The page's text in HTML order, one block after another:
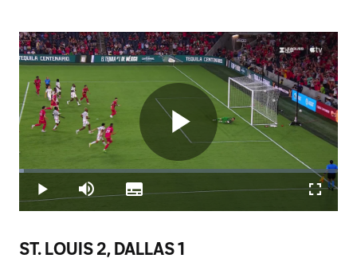
Play
Video
Play Mute
Loaded:
1.42%
Subtitles
ST. LOUIS 2, DALLAS 1